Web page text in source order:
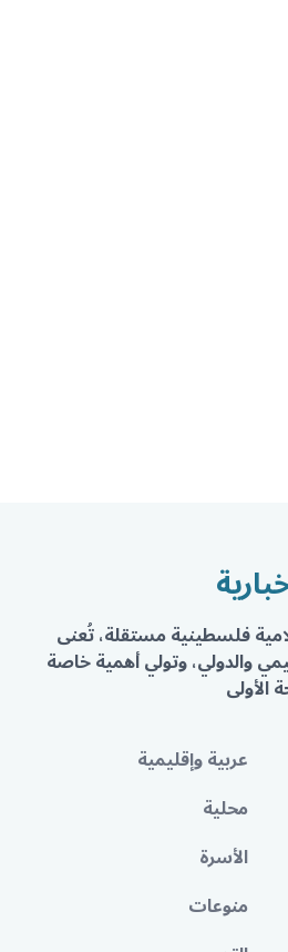
فلسطينية مستقلة، تُعنى
والدولي، وتولي أهمية خاصة
الأولى
عربية وإقليمية
محلية
الأسرة
منوعات